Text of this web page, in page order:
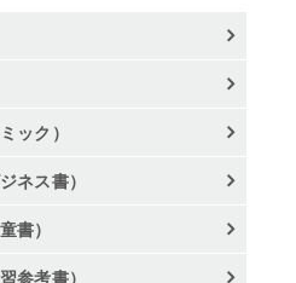
ック）
ネス書）
書）
参考書）